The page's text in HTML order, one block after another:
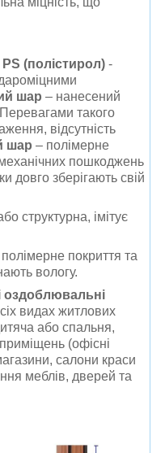
(полістирол) -
шар – нанесений
такого
відсутність
шар – полімерне
пошкоджень
довго зберігають свій
структурна, імітує
покриття та
вологу.
оздоблювальні
видах житлових
або спальня,
(офісні
салони краси
меблів, дверей та